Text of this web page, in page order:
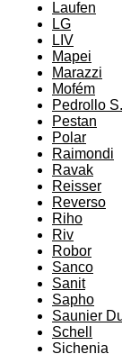
Laufen
LG
LIV
Mapei
Marazzi
Mofém
Pedrollo
Pestan
Polar
Raimondi
Ravak
Reisser
Reverso
Riho
Riv
Robor
Sanco
Sanit
Sapho
Saunier
Schell
Sichenia